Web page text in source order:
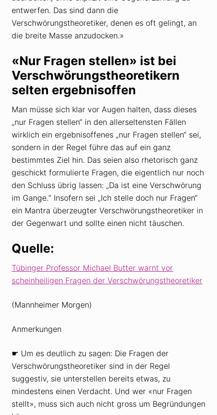
entwerfen. Das sind dann die
Verschwörungstheoretiker, denen es oft gelingt, an
die breite Masse anzudocken.»
«Nur Fragen stellen» ist bei
Verschwörungstheoretikern
selten ergebnisoffen
Man müsse sich klar vor Augen halten, dass dieses
„nur Fragen stellen“ in den allerseltensten Fällen
wirklich ein ergebnisoffenes „nur Fragen stellen“ sei,
sondern in der Regel führe das auf ein ganz
bestimmtes Ziel hin. Das seien also rhetorisch ganz
geschickt formulierte Fragen, die eigentlich nur noch
den Schluss übrig lassen: „Da ist eine Verschwörung
im Gange.“ Insofern sei „Ich stelle doch nur Fragen“
ein Mantra überzeugter Verschwörungstheoretiker in
der Gegenwart und sollte einen nicht täuschen.
Quelle:
Tübinger Professor Michael Butter warnt vor
scheinheiligen Fragen der Verschwörungstheoretiker
(Mannheimer Morgen)
Anmerkungen
☛ Um es deutlich zu sagen: Die Fragen der
Verschwörungstheoretiker sind in der Regel
suggestiv, sie unterstellen bereits etwas, zu
mindestens einen Verdacht. Und wer «nur Fragen
stellt», muss sich auch nicht gross um Begründungen